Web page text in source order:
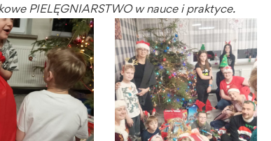
PIELĘGNIARSTWO w nauce i praktyce.